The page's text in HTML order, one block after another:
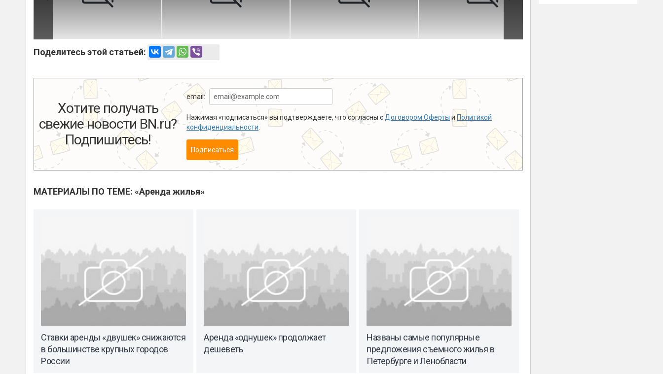
Поделитесь этой статьей:
Comments are disabled
Хотите получать
свежие новости BN.ru?
Подпишитесь!
email:
Нажимая «подписаться» вы подтверждаете, что согласны с Договором Оферты иПолитикой
конфиденциальности
Подписаться
Ставки аренды «двушек» снижаются
в большинстве крупных городов
Аренда «однушек» продолжает
Названы самые популярные
предложения съемного жилья в